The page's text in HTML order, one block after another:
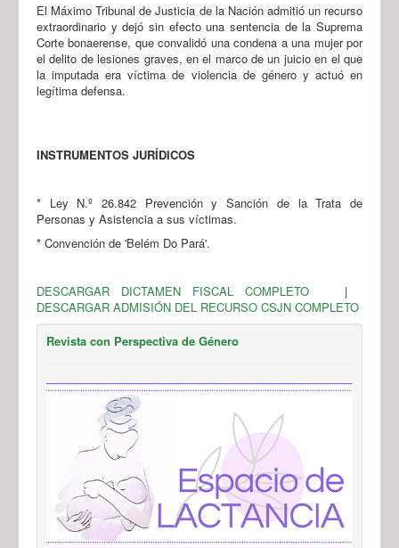
El Máximo Tribunal de Justicia de la Nación admitió un recurso
extraordinario y dejó sin efecto una sentencia de la Suprema
Corte bonaerense, que convalidó una condena a una mujer por
el delito de lesiones graves, en el marco de un juicio en el que
la imputada era víctima de violencia de género y actuó en
legítima defensa.
INSTRUMENTOS JURÍDICOS
* Ley N.º 26.842 Prevención y Sanción de la Trata de
Personas y Asistencia a sus víctimas.
* Convención de 'Belém Do Pará'.
DESCARGAR DICTAMEN FISCAL COMPLETO |
DESCARGAR ADMISIÓN DEL RECURSO CSJN COMPLETO
Revista con Perspectiva de Género